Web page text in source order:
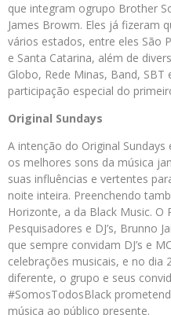
que integram ogrupo Brother
James Browm. Eles já fizeram
vários estados, entre eles São
e Santa Catarina, além de
Globo, Rede Minas, Band,
participação especial do
Original Sundays
A intenção do Original
os melhores sons da música
suas influências e vertentes
noite inteira. Preenchendo
Horizonte, a da Black Music.
Pesquisadores e DJ’s, Brunno
que sempre convidam DJ’s e
celebrações musicais, e no dia
diferente, o grupo e seus
#SomosTodosBlack
música ao público presente.